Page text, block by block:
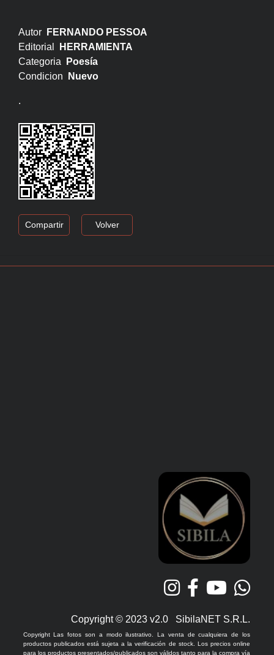
Autor
FERNANDO PESSOA
Editorial
HERRAMIENTA
Categoria
Poesía
Condicion
Nuevo
.
Compartir Volver
Copyright © 2023 v2.0 SibilaNET S.R.L.
Copyright Las fotos son a modo ilustrativo. La venta de cualquiera de los
productos publicados está sujeta a la verificación de stock. Los precios online
para los productos presentados/publicados son válidos tanto para la compra vía